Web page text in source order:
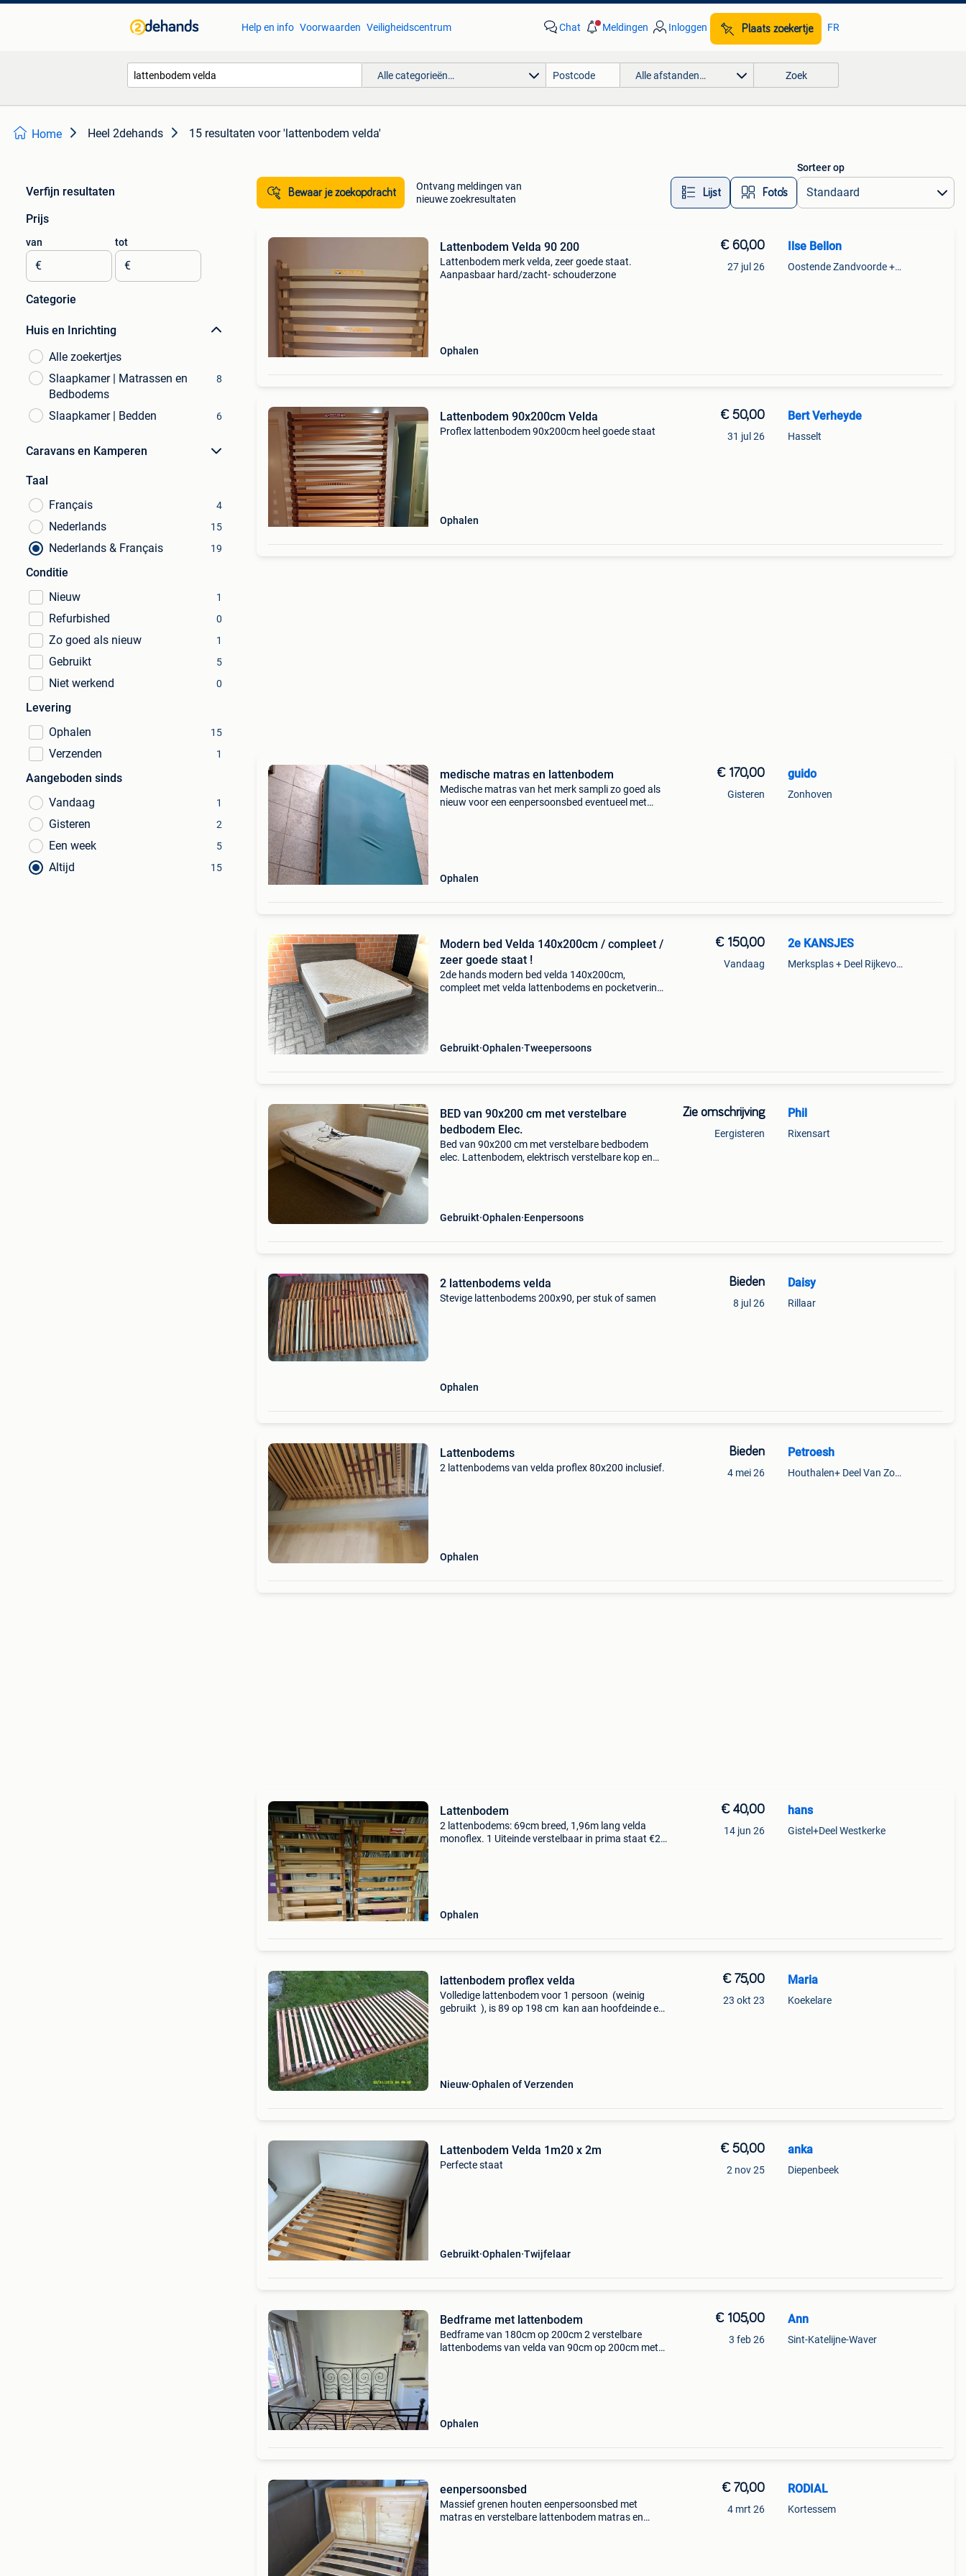
Help en info Voorwaarden Veiligheidscentrum Chat Meldingen Inloggen Plaats zoekertje FR
Alle categorieën… Alle afstanden… Zoek
Home Heel 2dehands 15 resultaten voor 'lattenbodem velda'
Verfijn resultaten
Prijs
van
€
tot
€
Categorie
Huis en Inrichting
Alle zoekertjes
Slaapkamer | Matrassen en
Bedbodems
8
Slaapkamer | Bedden 6
Caravans en Kamperen
Taal
Français
4
Nederlands 15
Nederlands & Français 19
Conditie
Nieuw
1
Refurbished 0
Zo goed als nieuw 1
Gebruikt 5
Niet werkend 0
Levering
Ophalen
15
Verzenden 1
Aangeboden sinds
Vandaag
1
Gisteren 2
Een week 5
Altijd 15
Bewaar je zoekopdracht
Ontvang meldingen van
nieuwe zoekresultaten
Lijst Foto’s
Sorteer op
Lattenbodem Velda 90 200
Lattenbodem merk velda, zeer goede staat.
Aanpasbaar hard/zacht- schouderzone
Ophalen
€ 60,00
27 jul 26
Ilse Bellon
Oostende Zandvoorde +Oostende
Lattenbodem 90x200cm Velda
Proflex lattenbodem 90x200cm heel goede staat
Ophalen
€ 50,00
31 jul 26
Bert Verheyde
Hasselt
medische matras en lattenbodem
Medische matras van het merk sampli zo goed als
nieuw voor een eenpersoonsbed eventueel met
Ophalen
€ 170,00
Gisteren
guido
Zonhoven
Modern bed Velda 140x200cm / compleet /
zeer goede staat !
2de hands modern bed velda 140x200cm,
compleet met velda lattenbodems en pocketvering
Gebruikt Ophalen Tweepersoons
€ 150,00
Vandaag
2e KANSJES
Merksplas + Deel Rijkevorsel
BED van 90x200 cm met verstelbare
bedbodem Elec.
Bed van 90x200 cm met verstelbare bedbodem
elec. Lattenbodem, elektrisch verstelbare kop en
Gebruikt Ophalen Eenpersoons
Zie omschrijving
Eergisteren
Phil
Rixensart
2 lattenbodems velda
Stevige lattenbodems 200x90, per stuk of samen
Ophalen
Bieden
8 jul 26
Daisy
Rillaar
Lattenbodems
2 lattenbodems van velda proflex 80x200 inclusief.
Ophalen
Bieden
4 mei 26
Petroesh
Houthalen+ Deel Van Zonhoven En Zolder
Lattenbodem
2 lattenbodems: 69cm breed, 1,96m lang velda
monoflex. 1 Uiteinde verstelbaar in prima staat €25
Ophalen
€ 40,00
14 jun 26
hans
Gistel+Deel Westkerke
lattenbodem proflex velda
Volledige lattenbodem voor 1 persoon (weinig
gebruikt ), is 89 op 198 cm kan aan hoofdeinde en
Nieuw Ophalen of Verzenden
€ 75,00
23 okt 23
Maria
Koekelare
Lattenbodem Velda 1m20 x 2m
Perfecte staat
Gebruikt Ophalen Twijfelaar
€ 50,00
2 nov 25
anka
Diepenbeek
Bedframe met lattenbodem
Bedframe van 180cm op 200cm 2 verstelbare
lattenbodems van velda van 90cm op 200cm met
Ophalen
€ 105,00
3 feb 26
Ann
Sint-Katelijne-Waver
eenpersoonsbed
Massief grenen houten eenpersoonsbed met
matras en verstelbare lattenbodem matras en
€ 70,00
4 mrt 26
RODIAL
Kortessem